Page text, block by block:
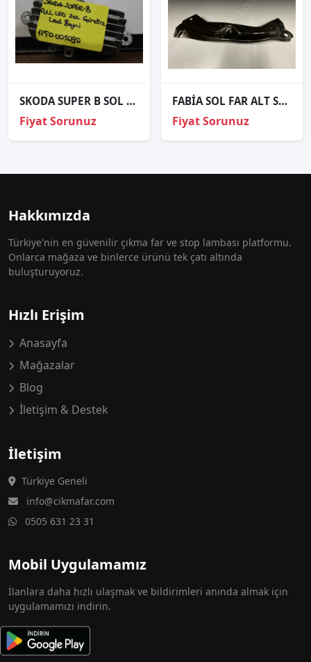
SKODA SUPER B SOL SOL GÜNDÜZ BEYNİ FULL LED 1150001090
Fiyat Sorunuz
FABİA SOL FAR ALT SACI ORJİNAL 15-19
Fiyat Sorunuz
Hakkımızda
Türkiye'nin en güvenilir çıkma far ve stop lambası platformu.
Onlarca mağaza ve binlerce ürünü tek çatı altında
buluşturuyoruz.
Hızlı Erişim
Anasayfa
Mağazalar
Blog
İletişim & Destek
İletişim
Türkiye Geneli
info@cikmafar.com
0505 631 23 31
Mobil Uygulamamız
İlanlara daha hızlı ulaşmak ve bildirimleri anında almak için
uygulamamızı indirin.